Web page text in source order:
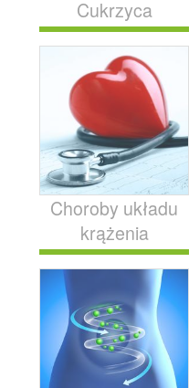
Cukrzyca
Choroby układu
krążenia